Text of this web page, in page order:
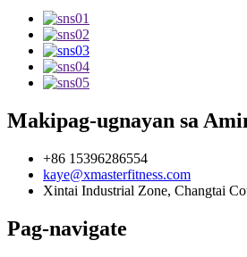
Makipag-ugnayan sa
+86 15396286554
kaye@xmasterfitness.com
Xintai Industrial Zone, Changtai
Pag-navigate